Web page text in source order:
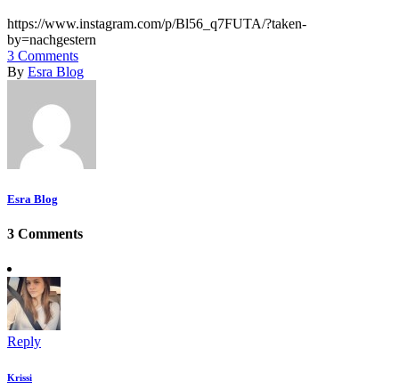
https://www.instagram.com/p/Bl56_q7FUTA/?taken-
by=nachgestern
3 Comments
By Esra Blog
Esra Blog
3 Comments
Reply
Krissi